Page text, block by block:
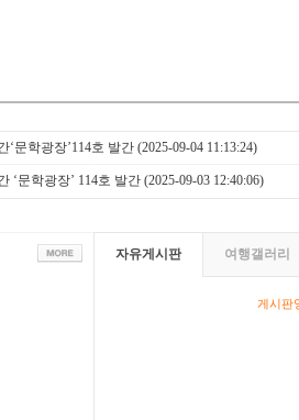
‘문학광장’114호 발간 (2025-09-04 11:13:24)
‘문학광장’ 114호 발간 (2025-09-03 12:40:06)
자유게시판 여행갤러리
게시판